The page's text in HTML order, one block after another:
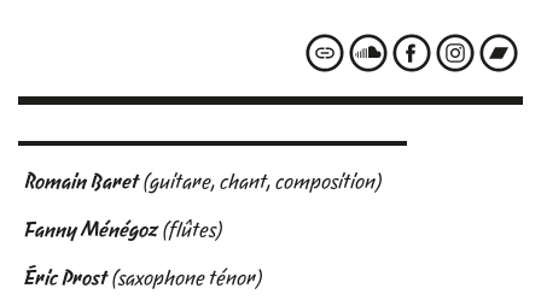
Romain Baret(guitare, chant, composition)
Fanny Ménégoz(flûtes)
Éric Prost(saxophone ténor)